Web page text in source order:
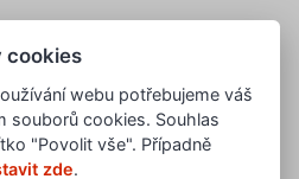
cookies
webu potřebujeme váš
souborů cookies. Souhlas
"Povolit vše". Případně
zde.